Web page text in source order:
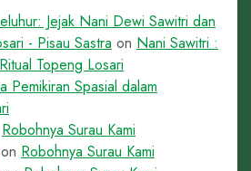
Jejak Nani Dewi Sawitri dan
- Pisau Sastra on Nani Sawitri :
Topeng Losari
Pemikiran Spasial dalam
Robohnya Surau Kami
on Robohnya Surau Kami